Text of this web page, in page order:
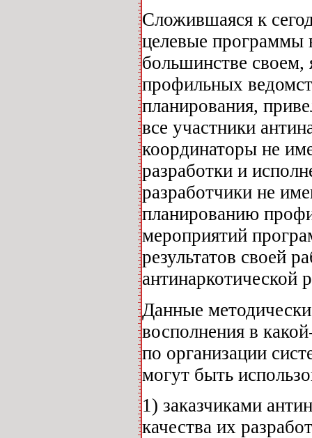
Сложившаяся к
целевые программы
большинстве своем,
профильных
планирования,
все участники
координаторы не
разработки и
разработчики не
планированию
мероприятий
результатов своей
Данные
восполнения в
по организации
могут быть
1) заказчиками
качества их